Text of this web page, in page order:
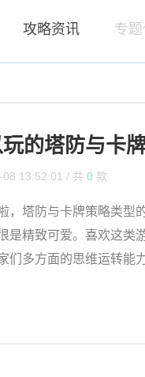
攻略资讯 专
的塔防与卡
13:52:01 / 共 0 款
，塔防与卡牌策略类型
是精致可爱。喜欢这类
们多方面的思维运转能